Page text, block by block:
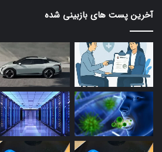
آخرین پست های بازبینی شده